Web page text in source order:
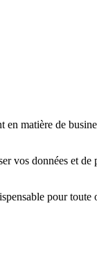
matière de
données et
pour toute